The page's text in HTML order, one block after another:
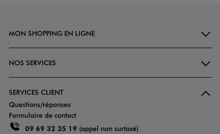
MON SHOPPING EN LIGNE
NOS SERVICES
SERVICES CLIENT
Questions/réponses
Formulaire de contact
09 69 32 35 19 (appel non surtaxé)